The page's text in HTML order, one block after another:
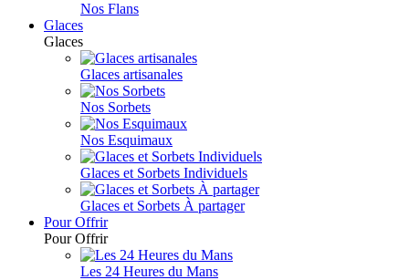
Nos Flans
Glaces
Glaces
Glaces artisanales
Nos Sorbets
Nos Esquimaux
Glaces et Sorbets Individuels
Glaces et Sorbets À partager
Pour Offrir
Pour Offrir
Les 24 Heures du Mans